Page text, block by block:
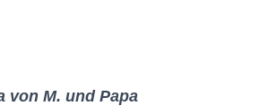
von M. und Papa